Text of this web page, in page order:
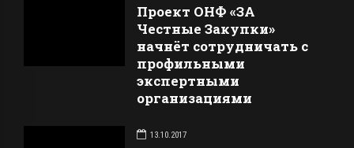
Проект ОНФ «ЗА
Честные Закупки»
начнёт сотрудничать с
профильными
экспертными
организациями
13.10.2017